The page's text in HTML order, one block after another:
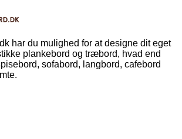
har du mulighed for at designe dit eget
plankebord og træbord, hvad end
sofabord, langbord, cafebord